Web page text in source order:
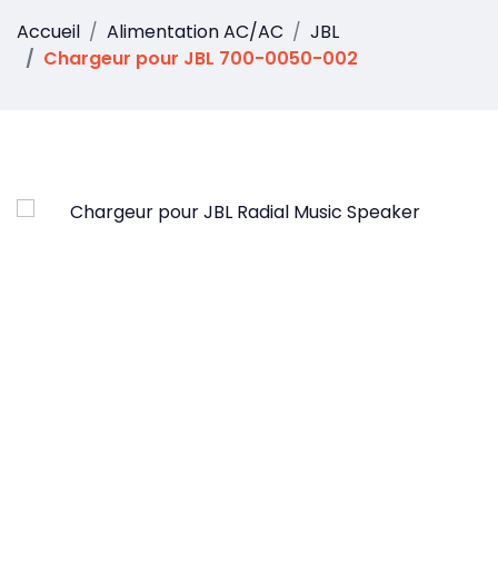
Accueil Alimentation AC/AC
JBL
Chargeur pour JBL 700-0050-002